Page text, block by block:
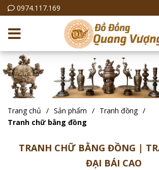
0974.117.169
Trang chủ Sản phẩm
Tranh đồng
Tranh chữ bằng đồng
TRANH CHỮ BẰNG ĐỒNG |
ĐẠI BÁI CAO